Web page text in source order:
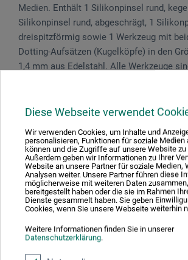
Diese Webseite verwendet
Wir verwenden Cookies, um Inhalte und
personalisieren, Funktionen für soziale Medien
können und die Zugriffe auf unsere Website zu
Außerdem geben wir Informationen zu Ihrer
Website an unsere Partner für soziale Medien,
Analysen weiter. Unsere Partner führen diese
möglicherweise mit weiteren Daten
bereitgestellt haben oder die sie im Rahmen
Dienste gesammelt haben. Sie geben
Cookies, wenn Sie unsere Webseite weiterhin
Weitere Informationen finden Sie in unserer
Datenschutzerklärung.
Medien. Enthält 1 Silikonpinsel rund,
Silikonpinsel rund, abgeschrägt, 1
dreispitzförmig sowie 1 Werkzeug mit
Dotting-Aufsätzen (Kugelköpfe) in den
1,4 mm aus Edelstahl. Alle Werkzeuge
Birkenholz mit hochwertiger Lackierung.
Schreiben Sie die erste Bewertung zu